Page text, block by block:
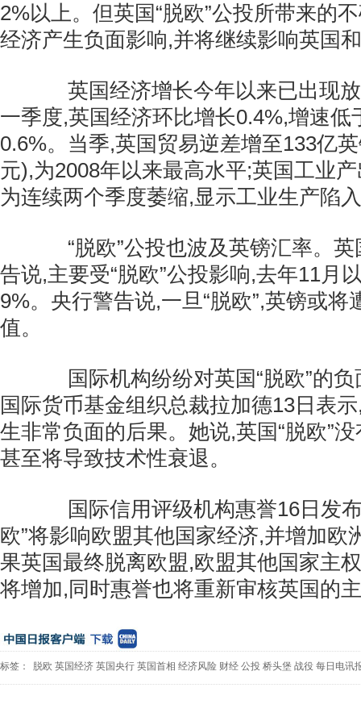
2%以上。但英国“脱欧”公投所带来的
经济产生负面影响,并将继续影响英国
英国经济增长今年以来已出现放
一季度,英国经济环比增长0.4%,增速低
0.6%。当季,英国贸易逆差增至133亿
元),为2008年以来最高水平;英国工业
为连续两个季度萎缩,显示工业生产陷
“脱欧”公投也波及英镑汇率。英
告说,主要受“脱欧”公投影响,去年11月
9%。央行警告说,一旦“脱欧”,英镑或将
值。
国际机构纷纷对英国“脱欧”的负
国际货币基金组织总裁拉加德13日表
生非常负面的后果。她说,英国“脱欧”
甚至将导致技术性衰退。
国际信用评级机构惠誉16日发布
欧”将影响欧盟其他国家经济,并增加欧
果英国最终脱离欧盟,欧盟其他国家主
将增加,同时惠誉也将重新审核英国的
标签： 脱欧 英国经济 英国央行 英国首相 经济风险 财经 公投 桥头堡 战役 每日电讯